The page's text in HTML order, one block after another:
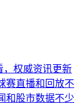
，权威资讯更新
赛直播和回放不
和股市数据不少